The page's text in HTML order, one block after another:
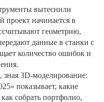
вытеснили
проект начинается в
геометрию,
данные в станки с
количество ошибок и
зная 3D‑моделирование:
показывает, какие
собрать портфолио,